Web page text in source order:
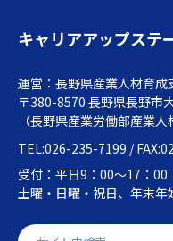
キャリアアップステ
運営：長野県産業人材育成
〒380-8570 長野県長野市
（長野県産業労働部産業人
TEL:026-235-7199 /
受付：平日9：00～17：00
土曜・日曜・祝日、年末年